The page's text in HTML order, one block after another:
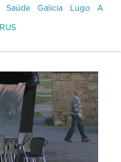
Saúde Galicia Lugo
A